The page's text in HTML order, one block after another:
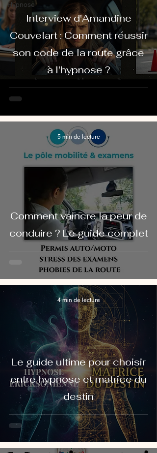
Hypnose
Interview d'Amandine
Couvelart : Comment réussir
son code de la route grâce
à l'hypnose ?
Comment vaincre la peur de
conduire ? Le guide complet
5 min de lecture
Le guide ultime pour choisir
entre hypnose et matrice du
destin
4 min de lecture